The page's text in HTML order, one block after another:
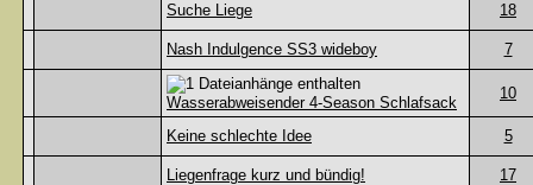
Suche Liege 18
Nash Indulgence SS3 wideboy 7
Wasserabweisender 4-Season Schlafsack
10
Keine schlechte Idee 5
Liegenfrage kurz und bündig!
17